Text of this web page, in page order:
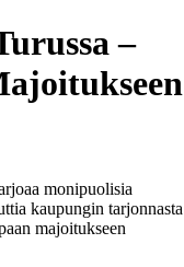
–
monipuolisia
kaupungin tarjonnasta
majoitukseen